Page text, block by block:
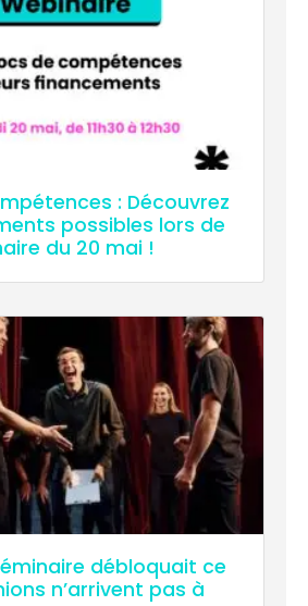
: Découvrez
possibles lors de
du 20 mai !
débloquait ce
n’arrivent pas à